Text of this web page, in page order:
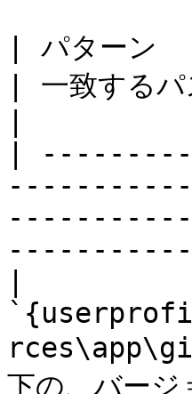
| パターン
| 一致するパ
|
下の、バー